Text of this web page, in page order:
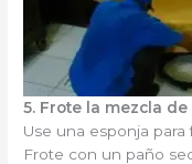
5. Frote la mezcla
Use una esponja
Frote con un paño